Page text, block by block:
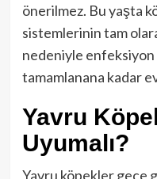
önerilmez. Bu yaşta
sistemlerinin tam
nedeniyle enfeksiyon
tamamlanana kadar
Yavru
Uyumalı?
Yavru köpekler gece